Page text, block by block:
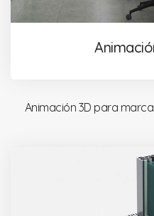
Animación 3D para